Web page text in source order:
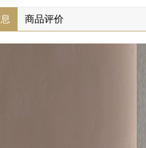
商品评价